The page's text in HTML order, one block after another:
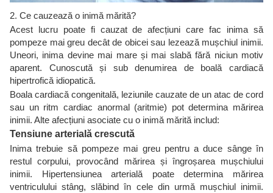
2. Ce cauzează o inimă mărită?
Acest lucru poate fi cauzat de afecțiuni care fac inima să
pompeze mai greu decât de obicei sau lezează mușchiul inimii.
Uneori, inima devine mai mare și mai slabă fără niciun motiv
aparent. Cunoscută și sub denumirea de boală cardiacă
hipertrofică idiopatică.
Boala cardiacă congenitală, leziunile cauzate de un atac de cord
sau un ritm cardiac anormal (aritmie) pot determina mărirea
inimii. Alte afecțiuni asociate cu o inimă mărită includ:
Tensiune arterială crescută
Inima trebuie să pompeze mai greu pentru a duce sânge în
restul corpului, provocând mărirea și îngroșarea mușchiului
inimii. Hipertensiunea arterială poate determina mărirea
ventriculului stâng, slăbind în cele din urmă mușchiul inimii.